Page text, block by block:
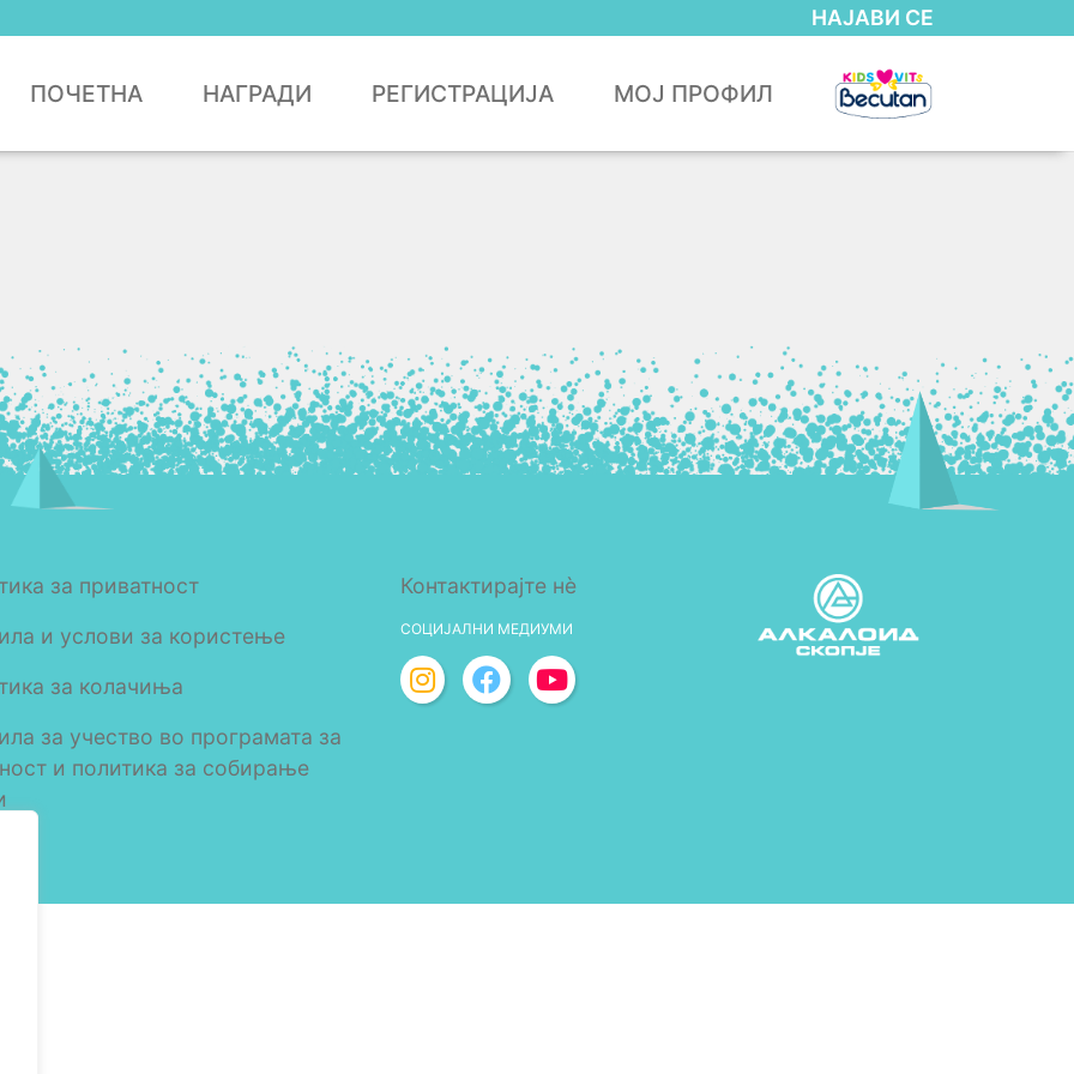
НАЈАВИ СЕ
ПОЧЕТНА НАГРАДИ РЕГИСТРАЦИЈА МОЈ ПРОФИЛ
за приватност
и услови за користење
за колачиња
за учество во програмата за
и политика за собирање
Контактирајте нè
СОЦИЈАЛНИ МЕДИУМИ